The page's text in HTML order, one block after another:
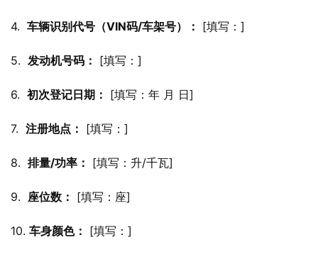
4. 车辆识别代号（VIN码/车架号）： [填写：]
5. 发动机号码： [填写：]
6. 初次登记日期： [填写：年 月 日]
7. 注册地点： [填写：]
8. 排量/功率： [填写：升/千瓦]
9. 座位数： [填写：座]
10. 车身颜色： [填写：]